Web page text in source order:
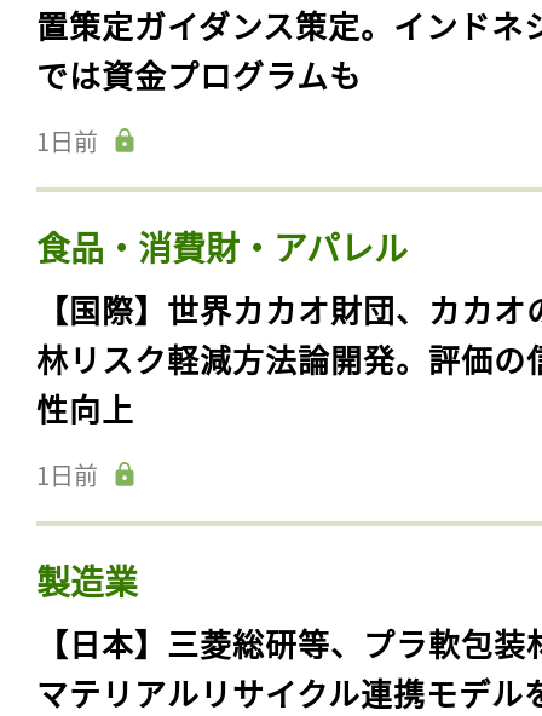
置策定ガイダンス策定。インドネ
では資金プログラムも
1日前
食品・消費財・アパレル
【国際】世界カカオ財団、カカオ
林リスク軽減方法論開発。評価の
性向上
1日前
製造業
【日本】三菱総研等、プラ軟包装
マテリアルリサイクル連携モデル